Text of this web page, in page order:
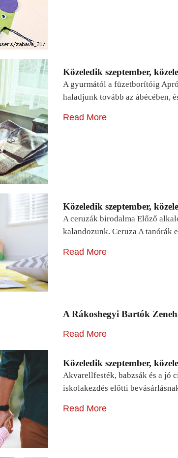
Közeledik szeptember,
A gyurmától a füzetborítóig
haladjunk tovább az ábécében,
Read More
Közeledik szeptember,
A ceruzák birodalma Előző
kalandozunk. Ceruza A tanórák
Read More
A Rákoshegyi Bartók
Read More
Közeledik szeptember,
Akvarellfesték, babzsák és a jó
iskolakezdés előtti
Read More